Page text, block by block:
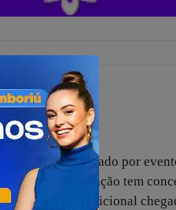
será marcado por
Na programação tem
musical e a tradicional